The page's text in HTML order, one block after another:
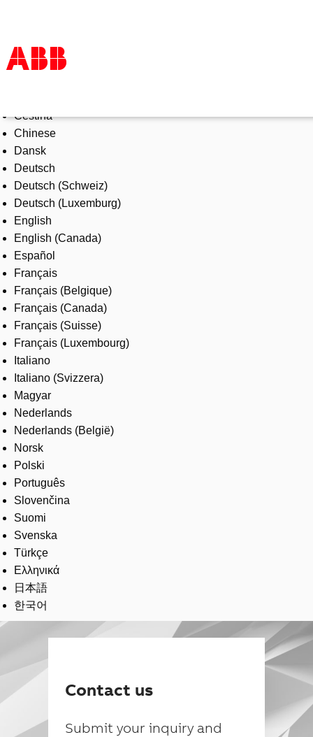
Products & Solutions
Industries
Services
About us
Where to buy
Contact us
Careers
Čeština
Chinese
Dansk
Deutsch
Deutsch (Schweiz)
Deutsch (Luxemburg)
English
English (Canada)
Español
Français
Français (Belgique)
Français (Canada)
Français (Suisse)
Français (Luxembourg)
Italiano
Italiano (Svizzera)
Magyar
Nederlands
Nederlands (België)
Norsk
Polski
Português
Slovenčina
Suomi
Svenska
Türkçe
Ελληνικά
日本語
한국어
Contact us
Submit your inquiry and